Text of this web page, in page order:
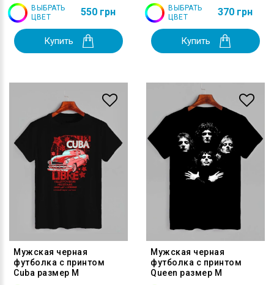
ВЫБРАТЬ
ЦВЕТ
550 грн
Купить
ВЫБРАТЬ
ЦВЕТ
370 грн
Купить
Мужская черная
футболка с принтом
Cuba размер M
Мужская черная
футболка с принтом
Queen размер M